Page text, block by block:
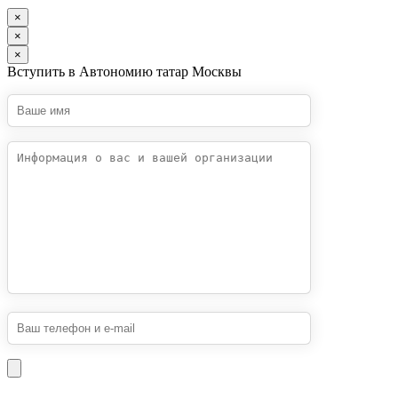
×
×
×
Вступить в Автономию татар Москвы